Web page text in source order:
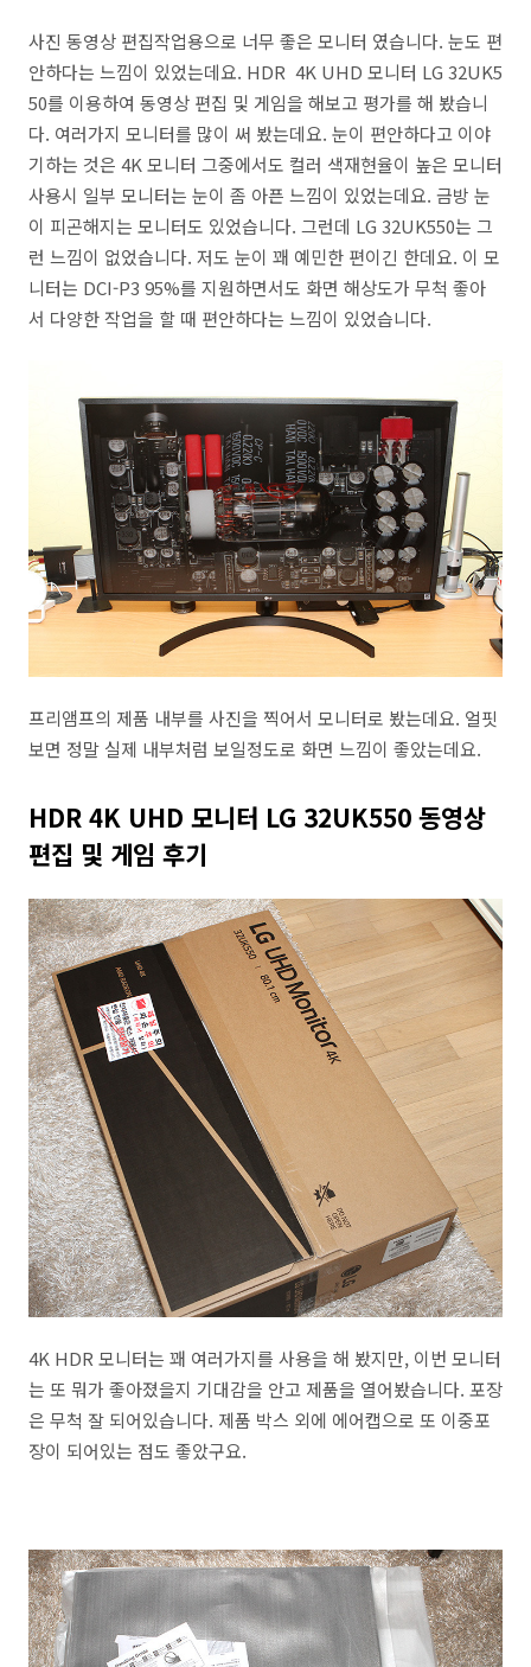
사진 동영상 편집작업용으로 너무 좋은 모니터 였습니다. 눈도 편
안하다는 느낌이 있었는데요. HDR 4K UHD 모니터 LG 32UK5
50를 이용하여 동영상 편집 및 게임을 해보고 평가를 해 봤습니
다. 여러가지 모니터를 많이 써 봤는데요. 눈이 편안하다고 이야
기하는 것은 4K 모니터 그중에서도 컬러 색재현율이 높은 모니터
사용시 일부 모니터는 눈이 좀 아픈 느낌이 있었는데요. 금방 눈
이 피곤해지는 모니터도 있었습니다. 그런데 LG 32UK550는 그
런 느낌이 없었습니다. 저도 눈이 꽤 예민한 편이긴 한데요. 이 모
니터는 DCI-P3 95%를 지원하면서도 화면 해상도가 무척 좋아
서 다양한 작업을 할 때 편안하다는 느낌이 있었습니다.
프리앰프의 제품 내부를 사진을 찍어서 모니터로 봤는데요. 얼핏
보면 정말 실제 내부처럼 보일정도로 화면 느낌이 좋았는데요.
HDR 4K UHD 모니터 LG 32UK550 동영상
편집 및 게임 후기
4K HDR 모니터는 꽤 여러가지를 사용을 해 봤지만, 이번 모니터
는 또 뭐가 좋아졌을지 기대감을 안고 제품을 열어봤습니다. 포장
은 무척 잘 되어있습니다. 제품 박스 외에 에어캡으로 또 이중포
장이 되어있는 점도 좋았구요.